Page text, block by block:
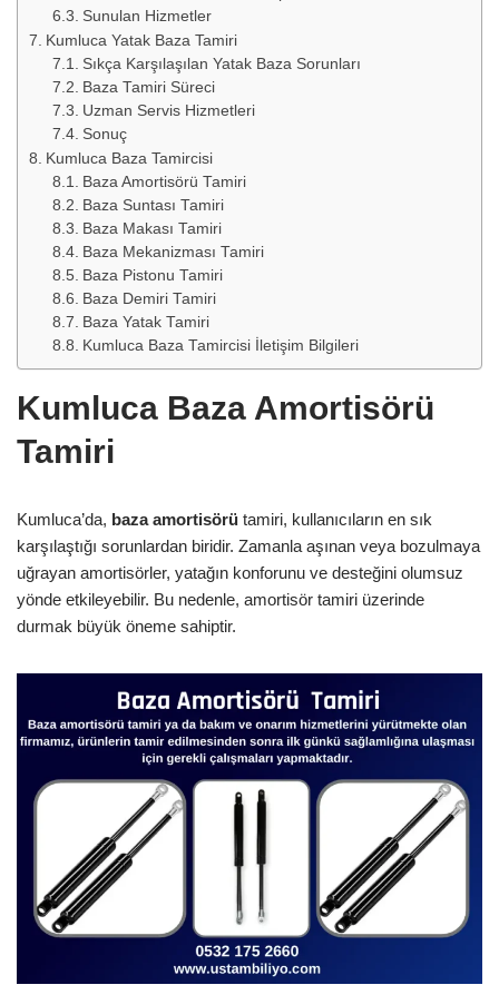
Sunulan Hizmetler
Kumluca Yatak Baza Tamiri
Sıkça Karşılaşılan Yatak Baza Sorunları
Baza Tamiri Süreci
Uzman Servis Hizmetleri
Sonuç
Kumluca Baza Tamircisi
Baza Amortisörü Tamiri
Baza Suntası Tamiri
Baza Makası Tamiri
Baza Mekanizması Tamiri
Baza Pistonu Tamiri
Baza Demiri Tamiri
Baza Yatak Tamiri
Kumluca Baza Tamircisi İletişim Bilgileri
Kumluca Baza Amortisörü
Tamiri
Kumluca’da, baza amortisörü tamiri, kullanıcıların en sık
karşılaştığı sorunlardan biridir. Zamanla aşınan veya bozulmaya
uğrayan amortisörler, yatağın konforunu ve desteğini olumsuz
yönde etkileyebilir. Bu nedenle, amortisör tamiri üzerinde
durmak büyük öneme sahiptir.